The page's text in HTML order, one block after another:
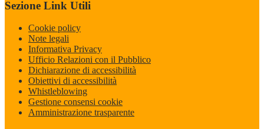
Sezione Link Utili
Cookie policy
Note legali
Informativa Privacy
Ufficio Relazioni con il Pubblico
Dichiarazione di accessibilità
Obiettivi di accessibilità
Whistleblowing
Gestione consensi cookie
Amministrazione trasparente